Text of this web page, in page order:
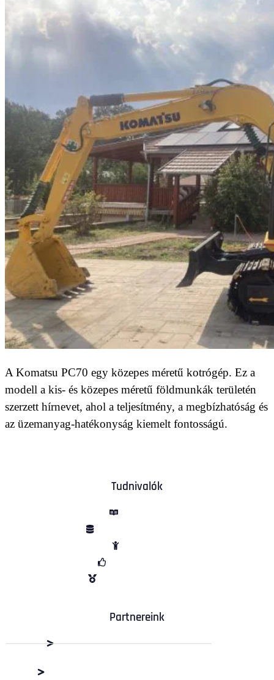
A Komatsu PC70 egy közepes méretű kotrógép. Ez a
modell a kis- és közepes méretű földmunkák területén
szerzett hírnevet, ahol a teljesítmény, a megbízhatóság és
az üzemanyag-hatékonyság kiemelt fontosságú.
Tudnivalók
Partnereink
Dabas Beton Kft.